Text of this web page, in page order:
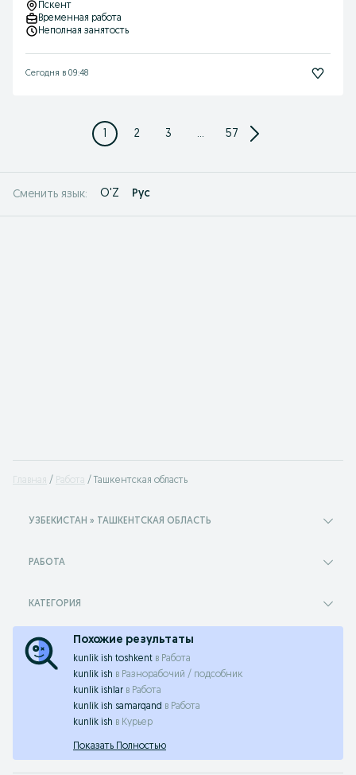
Пскент
Временная работа
Неполная занятость
Сегодня в 09:48
1 2 3 ... 57
Сменить язык: O'Z Рус
Главная Работа Ташкентская область
УЗБЕКИСТАН » ТАШКЕНТСКАЯ ОБЛАСТЬ
РАБОТА
КАТЕГОРИЯ
Похожие результаты
kunlik ish toshkent в Работа
kunlik ish в Разнорабочий / подсобник
kunlik ishlar в Работа
kunlik ish samarqand в Работа
kunlik ish в Курьер
Показать Полностью